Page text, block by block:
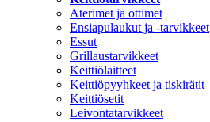
Aterimet ja ottimet
Ensiapulaukut ja -tarvikkeet
Essut
Grillaustarvikkeet
Keittiölaitteet
Keittiöpyyhkeet ja tiskirätit
Keittiösetit
Leivontatarvikkeet